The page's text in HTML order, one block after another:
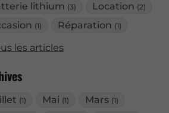
lithium (3) Location (2)
(1) Réparation (1)
les articles
(1) Mai (1) Mars (1)